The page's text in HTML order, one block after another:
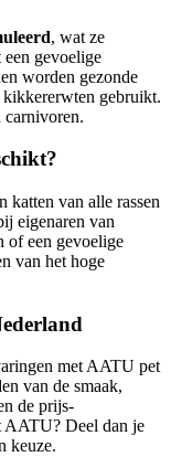
, wat ze
gevoelige
worden gezonde
kikkererwten gebruikt.
van alle rassen
eigenaren van
of een gevoelige
van het hoge
met AATU pet
van de smaak,
de prijs-
AATU? Deel dan je
keuze.